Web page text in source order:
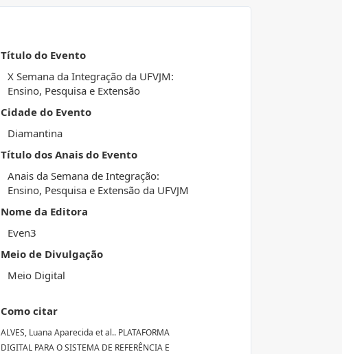
Título do Evento
X Semana da Integração da UFVJM:
Ensino, Pesquisa e Extensão
Cidade do Evento
Diamantina
Título dos Anais do Evento
Anais da Semana de Integração:
Ensino, Pesquisa e Extensão da UFVJM
Nome da Editora
Even3
Meio de Divulgação
Meio Digital
Como citar
ALVES, Luana Aparecida et al.. PLATAFORMA
DIGITAL PARA O SISTEMA DE REFERÊNCIA E